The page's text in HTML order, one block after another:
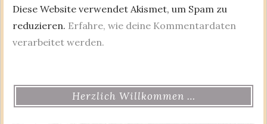
Diese Website verwendet Akismet, um Spam zu
reduzieren. Erfahre, wie deine Kommentardaten
verarbeitet werden.
Herzlich Willkommen …